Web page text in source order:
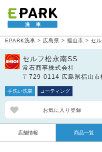
EPARK洗車 > 広島県 > 福山市 > セ
セルフ松永南SS
常石商事株式会社
〒729-0114 広島県福山
手洗い洗車 コーティング
お気に入り登録
店舗情報 商品一覧